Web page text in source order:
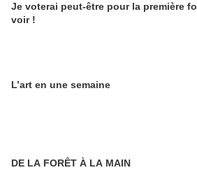
Je voterai peut-être pour la première
voir !
L’art en une semaine
DE LA FORÊT À LA MAIN